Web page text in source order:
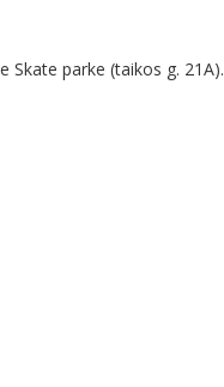
Skate parke (taikos g. 21A).